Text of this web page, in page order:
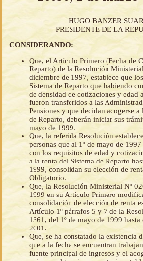
HUGO BANZER
PRESIDENTE DE LA
CONSIDERANDO:
Que, el Artículo Primero (Fecha de
Reparto) de la Resolución
diciembre de 1997, establece que
Sistema de Reparto que habiendo
de densidad de cotizaciones y edad
fueron transferidos a las
Pensiones y que decidan acogerse a
de Reparto, deberán iniciar sus
mayo de 1999.
Que, la referida Resolución
personas que al 1º de mayo de
con los requisitos de edad y
a la renta del Sistema de Reparto
1999, consolidan su elección de
Obligatorio.
Que, la Resolución Ministerial Nº
1999 en su Artículo Primero
consolidación de elección de renta
Artículo 1º párrafos 5 y 7 de la
1361, del 1º de mayo de 1999
2001.
Que, se ha constatado la existencia
que a la fecha se encuentran
fuente principal de ingresos y el